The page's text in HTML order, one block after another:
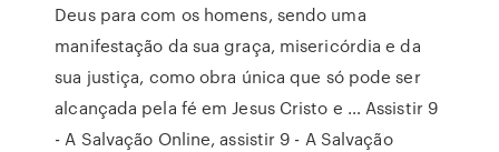
Deus para com os homens, sendo uma
manifestação da sua graça, misericórdia e da
sua justiça, como obra única que só pode ser
alcançada pela fé em Jesus Cristo e … Assistir 9
- A Salvação Online, assistir 9 - A Salvação